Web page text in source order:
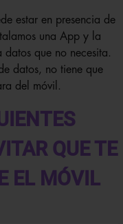
estar en presencia de
una App y la
que no necesita.
datos, no tiene que
del móvil.
QUE TE
EL MÓVIL